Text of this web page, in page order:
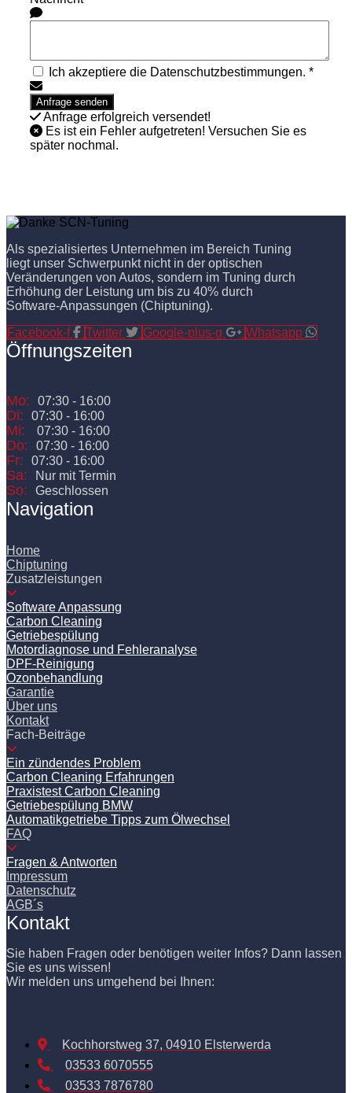
Ich akzeptiere die Datenschutzbestimmungen. *
Anfrage erfolgreich versendet!
Es ist ein Fehler aufgetreten! Versuchen Sie es
später nochmal.
Als spezialisiertes Unternehmen im Bereich Tuning
liegt unser Schwerpunkt nicht in der optischen
Veränderungen von Autos, sondern im Tuning durch
Erhöhung der Leistung um bis zu 40% durch
Software-Anpassungen (Chiptuning).
Facebook-f
Twitter Google-plus-g Whatsapp
Öffnungszeiten
Mo: 07:30 - 16:00
Di: 07:30 - 16:00
Mi: 07:30 - 16:00
Do: 07:30 - 16:00
Fr: 07:30 - 16:00
Sa: Nur mit Termin
So: Geschlossen
Navigation
Home
Chiptuning
Zusatzleistungen
Software Anpassung
Carbon Cleaning
Getriebespülung
Motordiagnose und Fehleranalyse
DPF-Reinigung
Ozonbehandlung
Garantie
Über uns
Kontakt
Fach-Beiträge
Ein zündendes Problem
Carbon Cleaning Erfahrungen
Praxistest Carbon Cleaning
Getriebespülung BMW
Automatikgetriebe Tipps zum Ölwechsel
FAQ
Fragen & Antworten
Impressum
Datenschutz
AGB´s
Kontakt
Sie haben Fragen oder benötigen weiter Infos? Dann lassen
Sie es uns wissen!
Wir melden uns umgehend bei Ihnen:
Kochhorstweg 37, 04910 Elsterwerda
03533 6070555
03533 7876780